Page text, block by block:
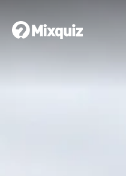
0 0/5
Testtest
Ditt resultat